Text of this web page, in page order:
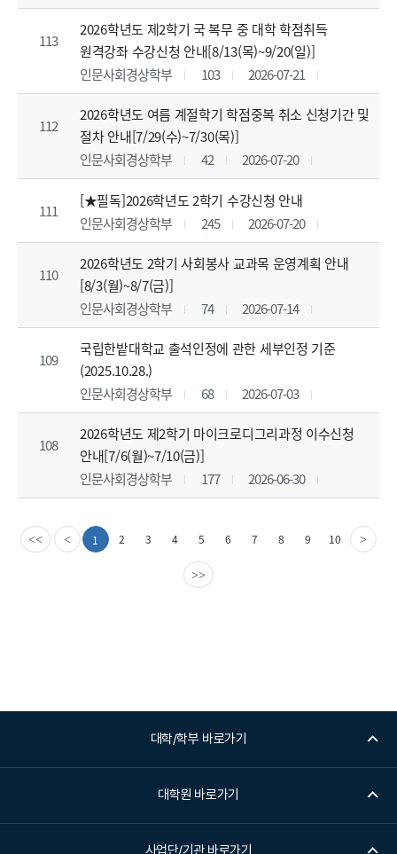
113
2026학년도 제2학기 국 복무 중 대학 학점취득
원격강좌 수강신청 안내[8/13(목)~9/20(일)]
인문사회경상학부
103 2026-07-21
112
2026학년도 여름 계절학기 학점중복 취소 신청기간 및
절차 안내[7/29(수)~7/30(목)]
인문사회경상학부
42 2026-07-20
111
[★필독]2026학년도 2학기 수강신청 안내
인문사회경상학부
245 2026-07-20
110
2026학년도 2학기 사회봉사 교과목 운영계획 안내
[8/3(월)~8/7(금)]
인문사회경상학부
74 2026-07-14
109
국립한밭대학교 출석인정에 관한 세부인정 기준
(2025.10.28.)
인문사회경상학부
68 2026-07-03
108
2026학년도 제2학기 마이크로디그리과정 이수신청
안내[7/6(월)~7/10(금)]
인문사회경상학부
177 2026-06-30
<< <이
전
1 2 3 4 5 6 7 8 9 10 > 다
음
>>
대학/학부 바로가기
대학원 바로가기